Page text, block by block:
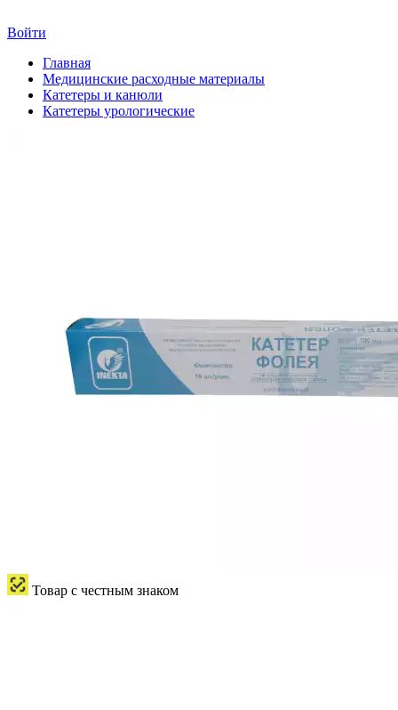
Войти
Главная
Медицинские расходные материалы
Катетеры и канюли
Катетеры урологические
Товар с честным знаком